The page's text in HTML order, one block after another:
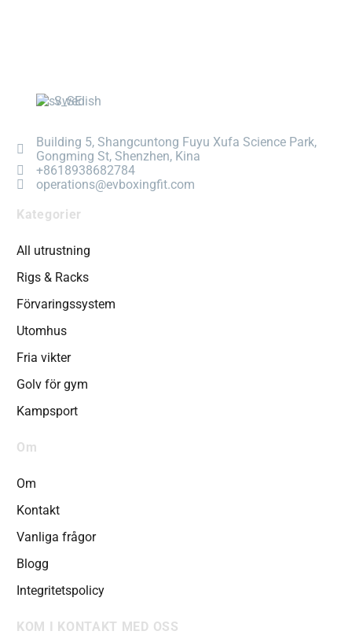
Swedish
Building 5, Shangcuntong Fuyu Xufa Science Park,
Gongming St, Shenzhen, Kina
+8618938682784
operations@evboxingfit.com
Kategorier
All utrustning
Rigs & Racks
Förvaringssystem
Utomhus
Fria vikter
Golv för gym
Kampsport
Om
Om
Kontakt
Vanliga frågor
Blogg
Integritetspolicy
KOM I KONTAKT MED OSS